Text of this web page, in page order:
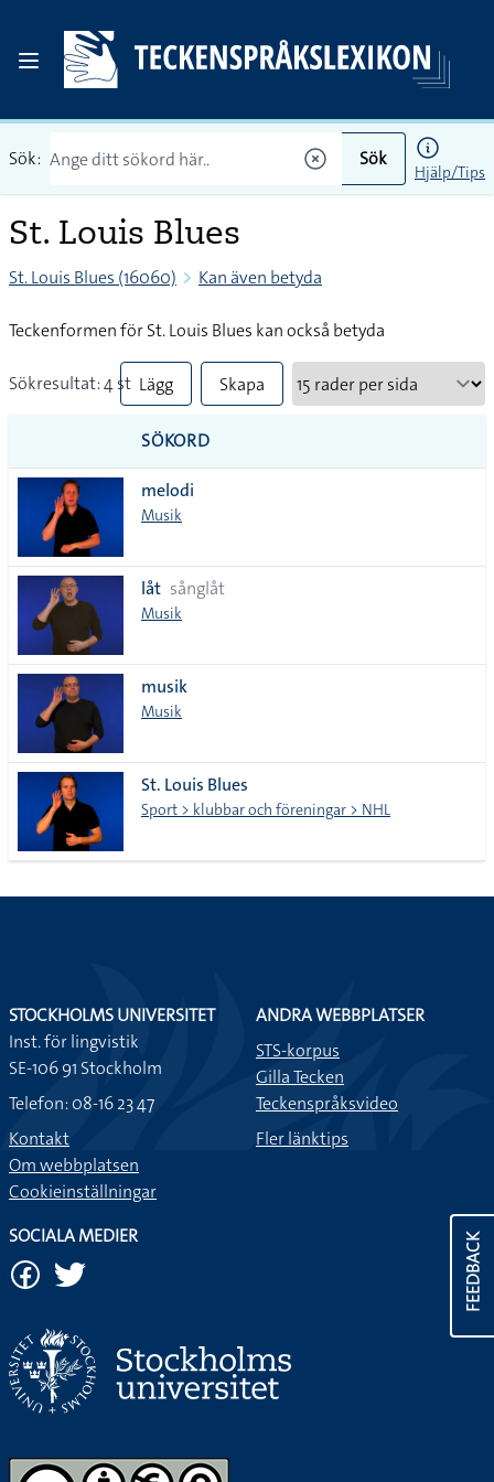
Sök: Sök
Hjälp/Tips
St. Louis Blues
St. Louis Blues (16060) Kan även betyda
Teckenformen för St. Louis Blues kan också betyda
Sökresultat: 4 st Lägg
till
alla i
lista
Skapa
SÖKORD
melodi
Musik
låt sånglåt
Musik
musik
Musik
St. Louis Blues
Sport > klubbar och föreningar > NHL
FEEDBACK
STOCKHOLMS UNIVERSITET
Inst. för lingvistik
SE-106 91 Stockholm
Telefon: 08-16 23 47
Kontakt
Om webbplatsen
Cookieinställningar
ANDRA WEBBPLATSER
STS-korpus
Gilla Tecken
Teckenspråksvideo
Fler länktips
SOCIALA MEDIER